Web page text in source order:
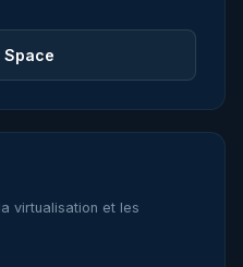
Space
virtualisation et les